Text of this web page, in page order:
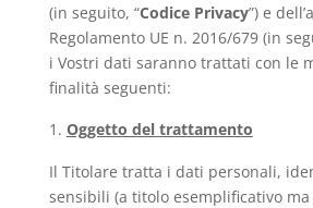
(in seguito, “Codice Privacy”) e
Regolamento UE n. 2016/679 (in
i Vostri dati saranno trattati con le
finalità seguenti:
Oggetto del trattamento
Il Titolare tratta i dati personali,
sensibili (a titolo esemplificativo